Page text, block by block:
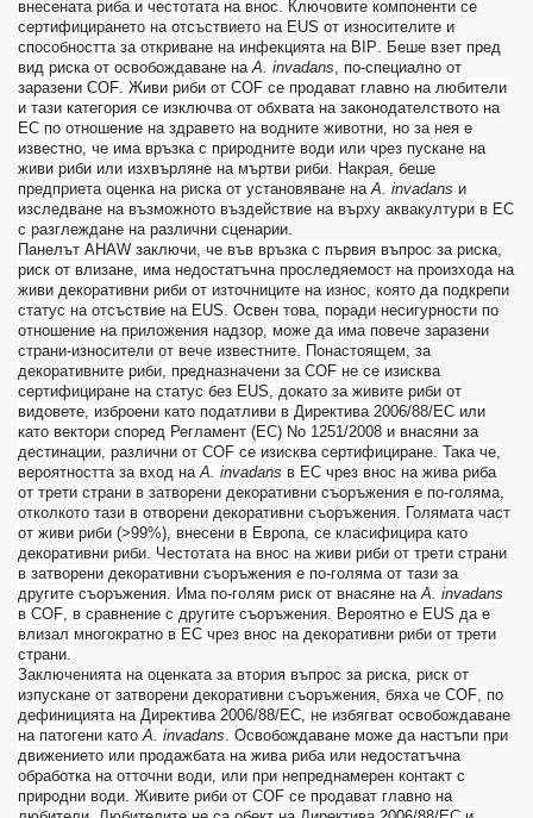
внесената риба и честотата на внос. Ключовите компоненти се
сертифицирането на отсъствието на EUS от износителите и
способността за откриване на инфекцията на BIP . Беше взет пред
вид риска от освобождаване на A invadans , по-специално от
заразени COF . Живи риби от COF се продават главно на любители
и тази категория се изключва от обхвата на законодателството на
ЕС по отношение на здравето на водните животни, но за нея е
известно, че има връзка с природните води или чрез пускане на
живи риби или изхвърляне на мъртви риби. Накрая, беше
предприета оценка на риска от установяване на A invadans и
изследване на възможното въздействие на върху аквакултури в ЕС
с разглеждане на различни сценарии.
Панелът AHAW заключи, че във връзка с първия въпрос за риска,
риск от влизане, има недостатъчна проследяемост на произхода на
живи декоративни риби от източниците на износ, която да подкрепи
статус на отсъствие на EUS . Освен това, поради несигурности по
отношение на приложения надзор, може да има повече заразени
страни-износители от вече известните. Понастоящем, за
декоративните риби, предназначени за COF не се изисква
сертифициране на статус без EUS , докато за живите риби от
видовете, изброени като податливи в Директива 2006/88/EC или
като вектори според Регламент (EC) No 1251/2008 и внасяни за
дестинации, различни от COF се изисква сертифициране. Така че,
вероятността за вход на A invadans в ЕС чрез внос на жива риба
от трети страни в затворени декоративни съоръжения е по-голяма,
отколкото тази в отворени декоративни съоръжения. Голямата част
от живи риби (>99%), внесени в Европа, се класифицира като
декоративни риби. Честотата на внос на живи риби от трети страни
в затворени декоративни съоръжения е по-голяма от тази за
другите съоръжения. Има по-голям риск от внасяне на A invadans
в COF , в сравнение с другите съоръжения. Вероятно е EUS да е
влизал многократно в ЕС чрез внос на декоративни риби от трети
страни.
Заключенията на оценката за втория въпрос за риска, риск от
изпускане от затворени декоративни съоръжения, бяха че COF , по
дефиницията на Директива 2006/88/EC , не избягват освобождаване
на патогени като A invadans . Освобождаване може да настъпи при
движението или продажбата на жива риба или недостатъчна
обработка на отточни води, или при непреднамерен контакт с
природни води. Живите риби от COF се продават главно на